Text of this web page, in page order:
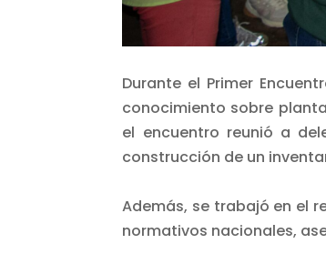
Durante el Primer
conocimiento sobre
el encuentro reunió a
construcción de un
Además, se trabajó en el
normativos nacionales,